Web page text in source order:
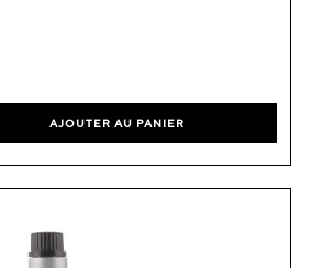
AJOUTER AU PANIER